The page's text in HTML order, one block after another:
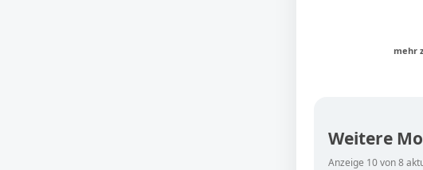
mehr
Weitere
Anzeige 10 von 8